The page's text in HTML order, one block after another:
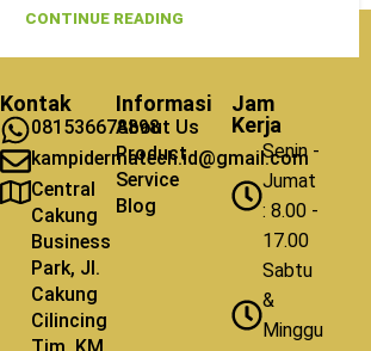
CONTINUE READING
Kontak
081536678898
kampidermatech.id@gmail.com
Central
Cakung
Business
Park, Jl.
Cakung
Cilincing
Informasi
About Us
Product
Service
Blog
Jam
Kerja
Senin -
Jumat
: 8.00 -
17.00
Sabtu
&
Minggu